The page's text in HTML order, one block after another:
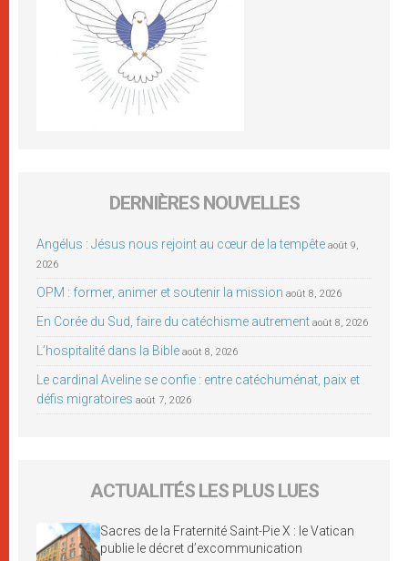
DERNIÈRES NOUVELLES
Angélus : Jésus nous rejoint au cœur de la tempête août 9,
2026
OPM : former, animer et soutenir la mission août 8, 2026
En Corée du Sud, faire du catéchisme autrement août 8, 2026
L’hospitalité dans la Bible août 8, 2026
Le cardinal Aveline se confie : entre catéchuménat, paix et
défis migratoires août 7, 2026
ACTUALITÉS LES PLUS LUES
Sacres de la Fraternité Saint-Pie X : le Vatican
publie le décret d’excommunication